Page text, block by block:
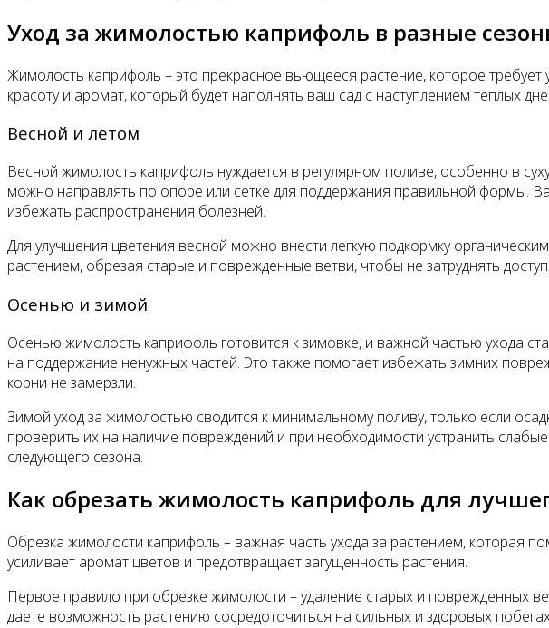
Уход за жимолостью каприфоль в разные
Жимолость каприфоль – это прекрасное вьющееся растение, которое
красоту и аромат, который будет наполнять ваш сад с наступлением теплых
Весной и летом
Весной жимолость каприфоль нуждается в регулярном поливе, особенно в
можно направлять по опоре или сетке для поддержания правильной формы.
избежать распространения болезней.
Для улучшения цветения весной можно внести легкую подкормку
растением, обрезая старые и поврежденные ветви, чтобы не затруднять
Осенью и зимой
Осенью жимолость каприфоль готовится к зимовке, и важной частью ухода
на поддержание ненужных частей. Это также помогает избежать зимних
корни не замерзли.
Зимой уход за жимолостью сводится к минимальному поливу, только если
проверить их на наличие повреждений и при необходимости устранить
следующего сезона.
Как обрезать жимолость каприфоль для
Обрезка жимолости каприфоль – важная часть ухода за растением, которая
усиливает аромат цветов и предотвращает загущенность растения.
Первое правило при обрезке жимолости – удаление старых и поврежденных
даете возможность растению сосредоточиться на сильных и здоровых